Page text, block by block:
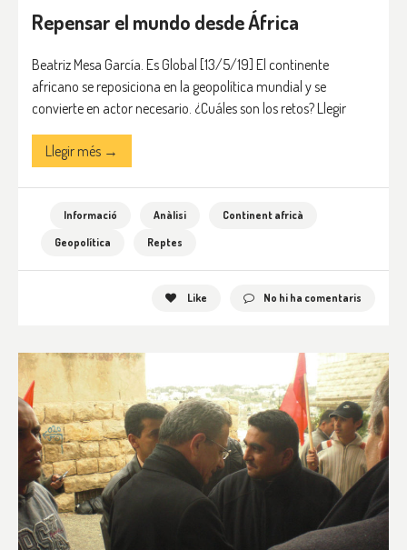
Repensar el mundo desde África
Beatriz Mesa García. Es Global [13/5/19] El continente
africano se reposiciona en la geopolítica mundial y se
convierte en actor necesario. ¿Cuáles son los retos? Llegir
Llegir més →
Informació Anàlisi
Continent africà
Geopolítica
Reptes
Like No hi ha comentaris